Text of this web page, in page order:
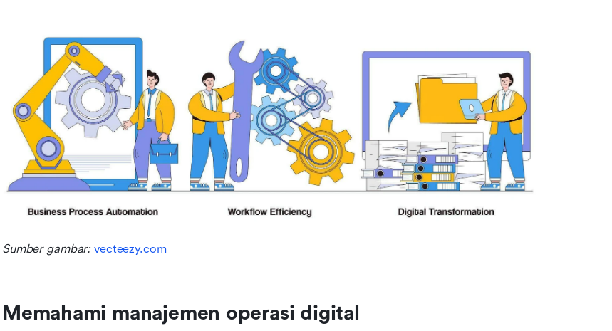
Sumber gambar: vecteezy.com
Memahami manajemen operasi digital